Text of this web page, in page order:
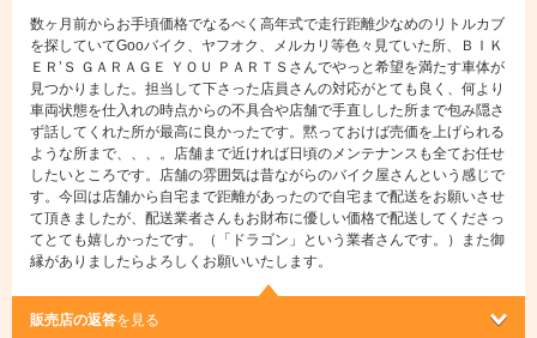
数ヶ月前からお手頃価格でなるべく高年式で走行距離少なめのリトルカブ
を探していてGooバイク、ヤフオク、メルカリ等色々見ていた所、ＢＩＫ
ＥＲ’Ｓ ＧＡＲＡＧＥ ＹＯＵ ＰＡＲＴＳさんでやっと希望を満たす車体が
見つかりました。担当して下さった店員さんの対応がとても良く、何より
車両状態を仕入れの時点からの不具合や店舗で手直しした所まで包み隠さ
ず話してくれた所が最高に良かったです。黙っておけば売価を上げられる
ような所まで、、、。店舗まで近ければ日頃のメンテナンスも全てお任せ
したいところです。店舗の雰囲気は昔ながらのバイク屋さんという感じで
す。今回は店舗から自宅まで距離があったので自宅まで配送をお願いさせ
て頂きましたが、配送業者さんもお財布に優しい価格で配送してくださっ
てとても嬉しかったです。（「ドラゴン」という業者さんです。）また御
縁がありましたらよろしくお願いいたします。
販売店の返答を見る